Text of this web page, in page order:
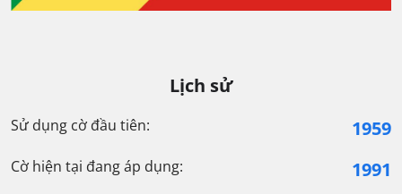
Lịch sử
Sử dụng cờ đầu tiên: 1959
Cờ hiện tại đang áp dụng: 1991